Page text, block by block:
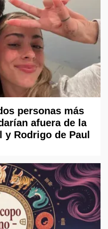
personas más
afuera de la
y Rodrigo de Paul